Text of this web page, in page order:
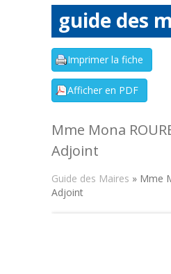
guide des
Mme Mona
Adjoint
Guide des Maires » Mme
Adjoint